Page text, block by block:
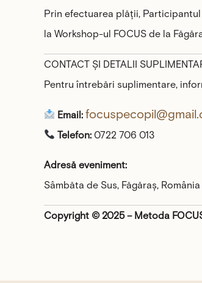
Prin efectuarea plății,
la Workshop-ul FOCUS de la
CONTACT ȘI DETALII
Pentru întrebări suplimentare,
Email:
Telefon: 0722 706 013
Adresă eveniment:
Sâmbăta de Sus, Făgăraș, România
Copyright © 2025 – Metoda